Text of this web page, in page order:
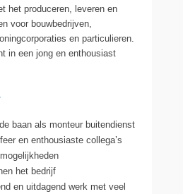
het produceren, leveren en
voor bouwbedrijven,
en particulieren.
in een jong en enthousiast
baan als monteur buitendienst
en enthousiaste collega’s
het bedrijf
en uitdagend werk met veel